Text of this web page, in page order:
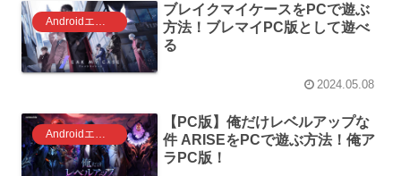
Androidエミュレータ ゲーム
ブレイクマイケースをPCで遊ぶ
方法！ブレマイPC版として遊べ
る
2024.05.08
【PC版】俺だけレベルアップな
件 ARISEをPCで遊ぶ方法！俺ア
ラPC版！